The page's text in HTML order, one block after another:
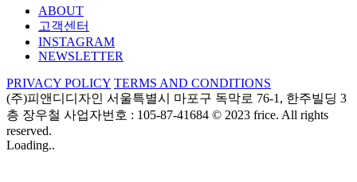
ABOUT
고객센터
INSTAGRAM
NEWSLETTER
PRIVACY POLICY TERMS AND CONDITIONS
(주)피앤디디자인 서울특별시 마포구 독막로 76-1, 한주빌딩 3
층 장우철 사업자번호 : 105-87-41684 © 2023 frice. All rights
reserved.
Loading..